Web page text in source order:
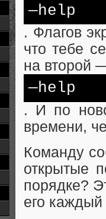
—help
. Флагов
что тебе
на второй
—help
. И по
времени,
Команду
открытые
порядке?
его каждый